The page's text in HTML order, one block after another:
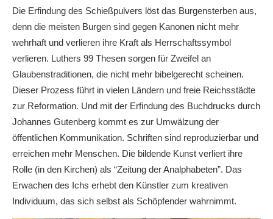
Die Erfindung des Schießpulvers löst das Burgensterben aus,
denn die meisten Burgen sind gegen Kanonen nicht mehr
wehrhaft und verlieren ihre Kraft als Herrschaftssymbol
verlieren. Luthers 99 Thesen sorgen für Zweifel an
Glaubenstraditionen, die nicht mehr bibelgerecht scheinen.
Dieser Prozess führt in vielen Ländern und freie Reichsstädte
zur Reformation. Und mit der Erfindung des Buchdrucks durch
Johannes Gutenberg kommt es zur Umwälzung der
öffentlichen Kommunikation. Schriften sind reproduzierbar und
erreichen mehr Menschen. Die bildende Kunst verliert ihre
Rolle (in den Kirchen) als “Zeitung der Analphabeten”. Das
Erwachen des Ichs erhebt den Künstler zum kreativen
Individuum, das sich selbst als Schöpfender wahrnimmt.